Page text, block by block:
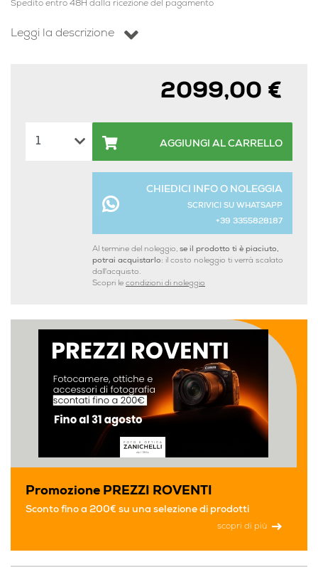
Spedito entro 48H dalla ricezione del pagamento
Leggi la descrizione
2099,00 €
AGGIUNGI AL CARRELLO
CHIEDICI INFO O NOLEGGIA
SCRIVICI SU WHATSAPP
+39 3355828187
Al termine del noleggio, se il prodotto ti è piaciuto,
potrai acquistarlo: il costo noleggio ti verrà scalato
dall'acquisto.
Scopri le condizioni di noleggio
Promozione PREZZI ROVENTI
Sconto fino a 200€ su una selezione di prodotti
scopri di più